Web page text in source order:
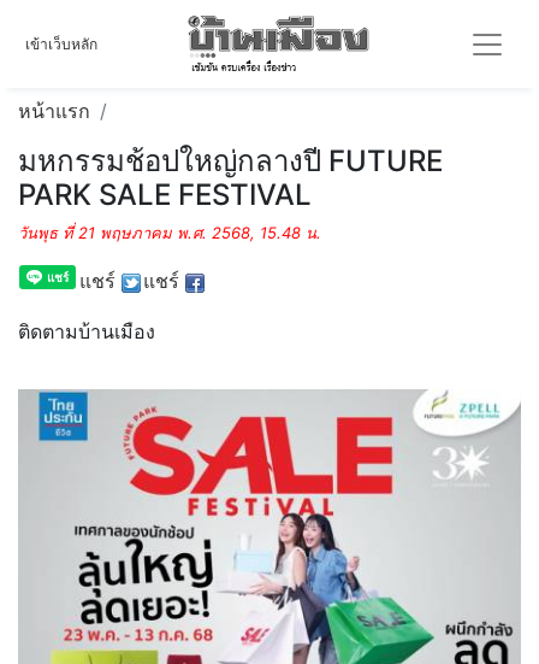
เข้าเว็บหลัก
หน้าแรก
มหกรรมช้อปใหญ่กลางปี FUTURE
PARK SALE FESTIVAL
วันพุธ ที่ 21 พฤษภาคม พ.ศ. 2568, 15.48 น.
แชร์ แชร์
ติดตามบ้านเมือง